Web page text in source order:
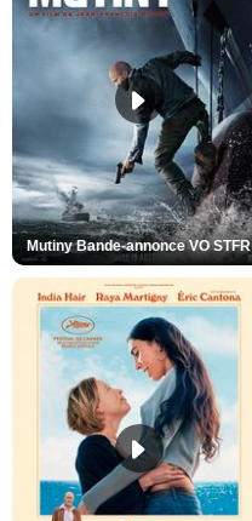
Mutiny Bande-annonce VO STFR